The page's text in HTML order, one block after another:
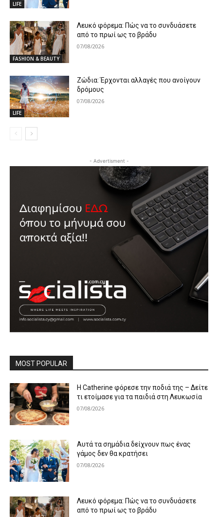
LIFE
FASHION & BEAUTY
Λευκό φόρεμα: Πώς να το συνδυάσετε
από το πρωί ως το βράδυ
07/08/2026
LIFE
Ζώδια: Έρχονται αλλαγές που ανοίγουν
δρόμους
07/08/2026
- Advertisment -
MOST POPULAR
Η Catherine φόρεσε την ποδιά της – Δείτε
τι ετοίμασε για τα παιδιά στη Λευκωσία
07/08/2026
Αυτά τα σημάδια δείχνουν πως ένας
γάμος δεν θα κρατήσει
07/08/2026
Λευκό φόρεμα: Πώς να το συνδυάσετε
από το πρωί ως το βράδυ